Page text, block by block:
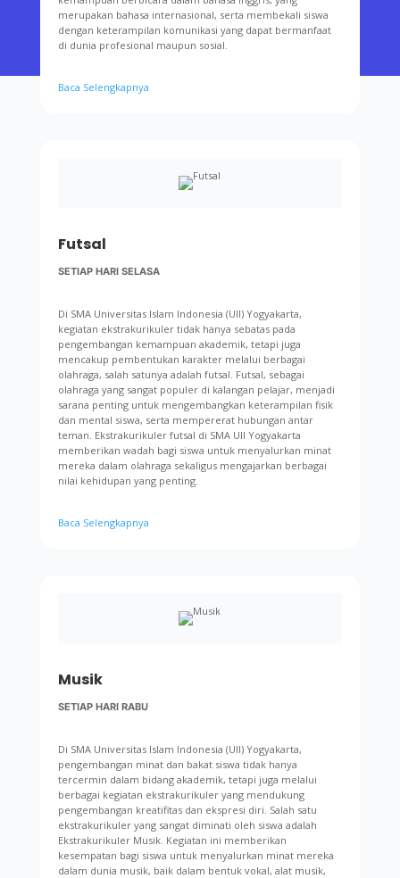
merupakan bahasa internasional, serta membekali siswa
dengan keterampilan komunikasi yang dapat bermanfaat
di dunia profesional maupun sosial.
Baca Selengkapnya
Futsal
SETIAP HARI SELASA
Di SMA Universitas Islam Indonesia (UII) Yogyakarta,
kegiatan ekstrakurikuler tidak hanya sebatas pada
pengembangan kemampuan akademik, tetapi juga
mencakup pembentukan karakter melalui berbagai
olahraga, salah satunya adalah futsal. Futsal, sebagai
olahraga yang sangat populer di kalangan pelajar, menjadi
sarana penting untuk mengembangkan keterampilan fisik
dan mental siswa, serta mempererat hubungan antar
teman. Ekstrakurikuler futsal di SMA UII Yogyakarta
memberikan wadah bagi siswa untuk menyalurkan minat
mereka dalam olahraga sekaligus mengajarkan berbagai
nilai kehidupan yang penting.
Baca Selengkapnya
Musik
SETIAP HARI RABU
Di SMA Universitas Islam Indonesia (UII) Yogyakarta,
pengembangan minat dan bakat siswa tidak hanya
tercermin dalam bidang akademik, tetapi juga melalui
berbagai kegiatan ekstrakurikuler yang mendukung
pengembangan kreatifitas dan ekspresi diri. Salah satu
ekstrakurikuler yang sangat diminati oleh siswa adalah
Ekstrakurikuler Musik. Kegiatan ini memberikan
kesempatan bagi siswa untuk menyalurkan minat mereka
dalam dunia musik, baik dalam bentuk vokal, alat musik,